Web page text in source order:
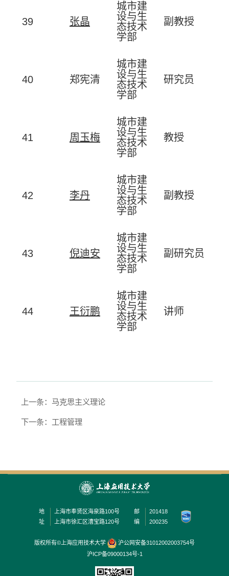
39 张晶
城市建
设与生
态技术
学部
副教授
40 郑宪清
城市建
设与生
态技术
学部
研究员
41 周玉梅
城市建
设与生
态技术
学部
教授
42 李丹
城市建
设与生
态技术
学部
副教授
43 倪迪安
城市建
设与生
态技术
学部
副研究员
44 王衍鹏
城市建
设与生
态技术
学部
讲师
上一条：马克思主义理论
下一条：工程管理
地
址
上海市奉贤区海泉路100号
上海市徐汇区漕宝路120号
邮
编
201418
200235
版权所有©上海应用技术大学
沪公网安备31012002003754号
沪ICP备09000134号-1